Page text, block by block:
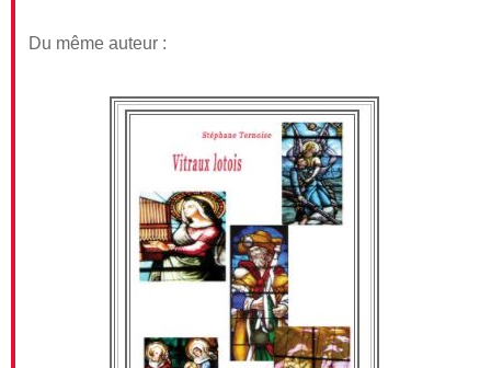
Du même auteur :